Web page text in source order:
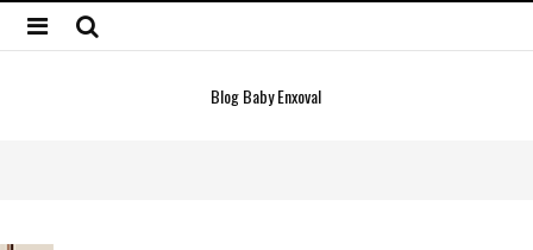
Blog Baby Enxoval